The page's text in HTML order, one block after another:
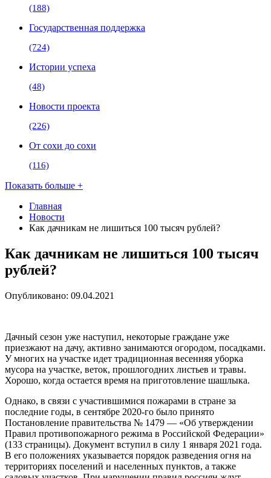
(188)
Государственная поддержка
(724)
Истории успеха
(48)
Новости проекта
(226)
От сохи до сохи
(116)
Показать больше +
Главная
Новости
Как дачникам не лишиться 100 тысяч рублей?
Как дачникам не лишиться 100 тысяч
рублей?
Опубликовано: 09.04.2021
Дачный сезон уже наступил, некоторые граждане уже
приезжают на дачу, активно занимаются огородом, посадками.
У многих на участке идет традиционная весенняя уборка
мусора на участке, веток, прошлогодних листьев и травы.
Хорошо, когда остается время на приготовление шашлыка.
Однако, в связи с участившимися пожарами в стране за
последние годы, в сентябре 2020-го было принято
Постановление правительства № 1479 — «Об утверждении
Правил противопожарного режима в Российской Федерации»
(133 страницы). Документ вступил в силу 1 января 2021 года.
В его положениях указывается порядок разведения огня на
территориях поселений и населенных пунктов, а также